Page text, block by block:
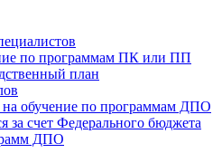
по программам ПК или ПП
план
обучение по программам ДПО
за счет Федерального бюджета
ДПО